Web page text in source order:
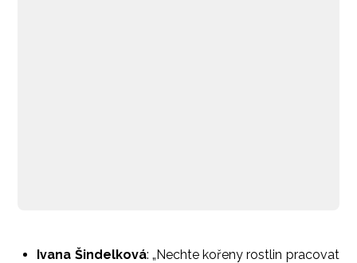
Ivana Šindelková: „Nechte kořeny rostlin pracovat